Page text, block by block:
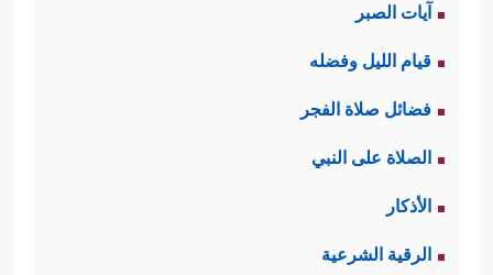
آيات الصبر
قيام الليل وفضله
فضائل صلاة الفجر
الصلاة على النبي
الأذكار
الرقية الشرعية